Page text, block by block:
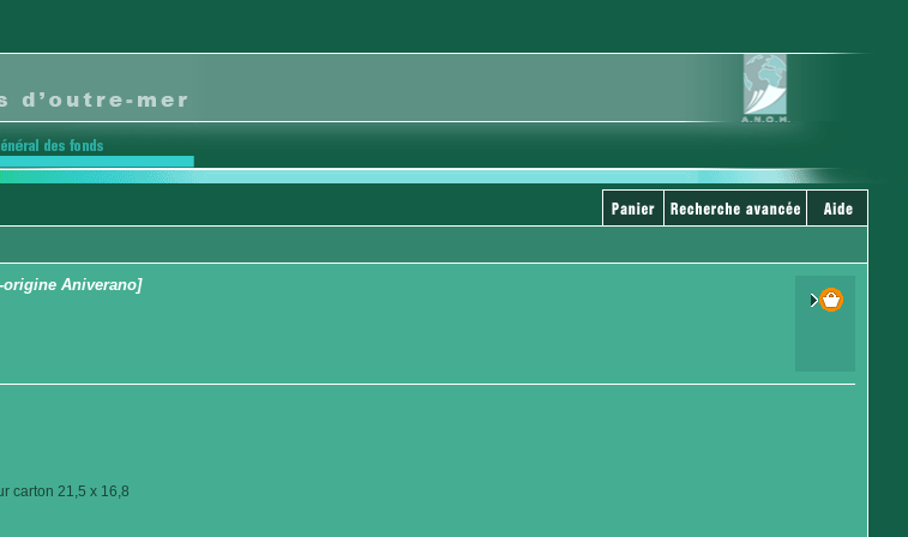
Aniverano]
carton 21,5 x 16,8